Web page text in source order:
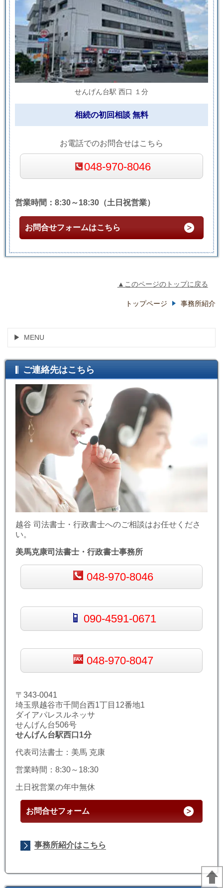
せんげん台駅 西口 １分
相続の初回相談 無料
お電話でのお問合せはこちら
048-970-8046
営業時間：8:30～18:30（土日祝営業）
お問合せフォームはこちら
▲このページのトップに戻る
トップページ 事務所紹介
MENU
ご連絡先はこちら
越谷 司法書士・行政書士へのご相談はお任せくださ
い。
美馬克康司法書士・行政書士事務所
048-970-8046
090-4591-0671
048-970-8047
〒343-0041
埼玉県越谷市千間台西1丁目12番地1
ダイアパレスルネッサ
せんげん台506号
せんげん台駅西口1分
代表司法書士：美馬 克康
営業時間：8:30～18:30
土日祝営業の年中無休
お問合せフォーム
事務所紹介はこちら